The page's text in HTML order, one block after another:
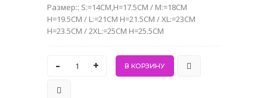
Размер:: S:=14CM,H=17.5CM / M:=18CM
H=19.5CM / L:=21CM H=21.5CM / XL:=23CM
H=23.5CM / 2XL:=25CM H=25.5CM
- +